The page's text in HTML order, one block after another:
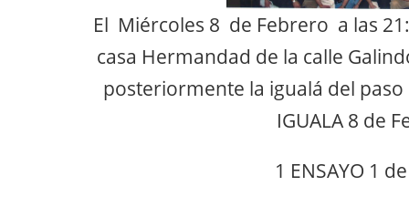
El Miércoles 8 de Febrero a las
casa Hermandad de la calle
posteriormente la igualá del
IGUALA 8 de
1 ENSAYO 1